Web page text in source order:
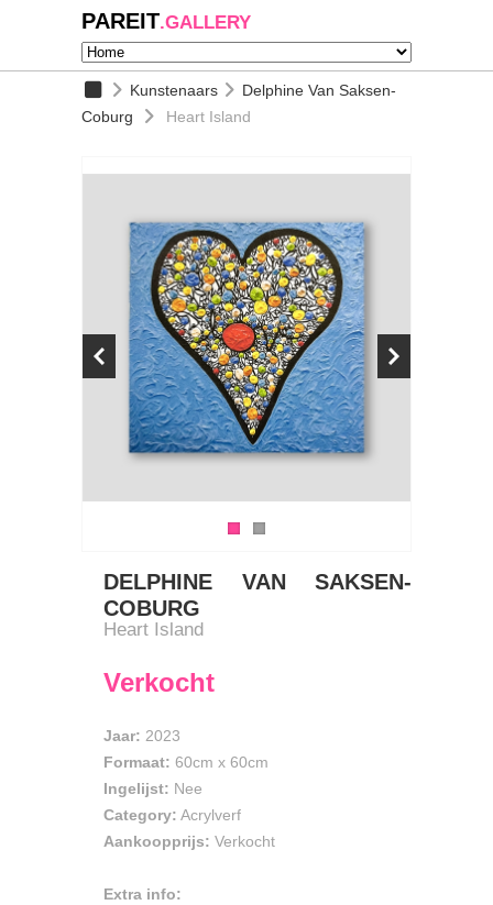
PAREIT.GALLERY
Kunstenaars
Delphine Van Saksen-
Coburg
Heart Island
DELPHINE VAN SAKSEN-
COBURG
Heart Island
Verkocht
Jaar: 2023
Formaat: 60cm x 60cm
Ingelijst: Nee
Category: Acrylverf
Aankoopprijs: Verkocht
Extra info: